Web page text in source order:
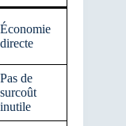
Économie
directe
Pas de
surcoût
inutile